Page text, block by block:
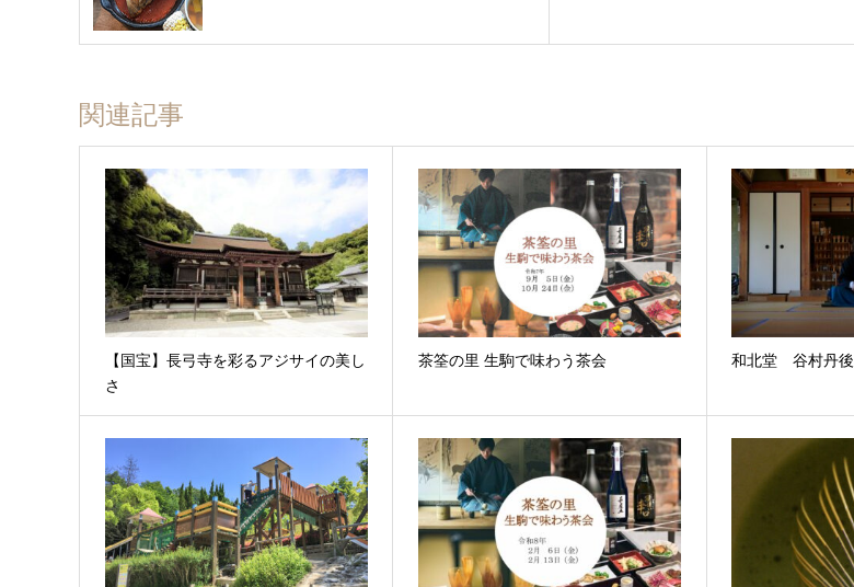
関連記事
【国宝】長弓寺を彩るアジサイの美し
さ
茶筌の里 生駒で味わう茶会 和北堂 谷村丹後